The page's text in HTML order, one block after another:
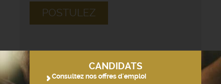
POSTULEZ
CANDIDATS
Consultez nos offres d'emploi